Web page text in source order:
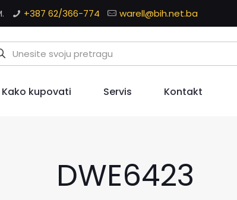
+387 62/366-774 warell@bih.net.ba
Kako kupovati Servis Kontakt
DWE6423